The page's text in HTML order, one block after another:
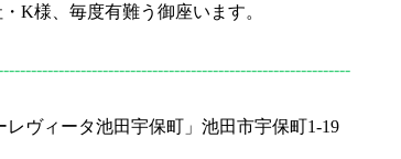
K様、毎度有難う御座います。
レヴィータ池田宇保町」池田市宇保町1-19